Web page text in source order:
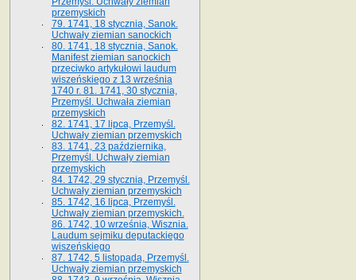
przemyskich
79. 1741, 18 stycznia, Sanok.
Uchwały ziemian sanockich
80. 1741, 18 stycznia, Sanok.
Manifest ziemian sanockich
przeciwko artykułowi laudum
wiszeńskiego z 13 wrze­śnia
1740 r. 81. 1741, 30 stycznia,
Przemyśl. Uchwała ziemian
przemyskich
82. 1741, 17 lipca, Przemyśl.
Uchwały ziemian przemyskich
83. 1741, 23 października,
Przemyśl. Uchwały ziemian
przemyskich
84. 1742, 29 stycznia, Przemyśl.
Uchwały ziemian przemyskich
85. 1742, 16 lipca, Przemyśl.
Uchwały ziemian przemyskich.
86. 1742, 10 września, Wisznia.
Laudum sejmiku deputackiego
wiszeńskiego
87. 1742, 5 listopada, Przemyśl.
Uchwały ziemian przemyskich